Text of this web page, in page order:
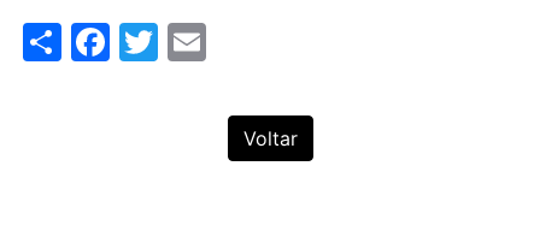
ShareFacebook
Twitter
Voltar